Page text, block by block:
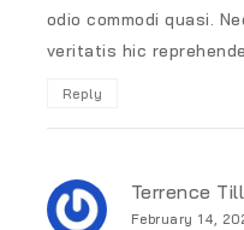
odio commodi quasi.
veritatis hic
Reply
Terrence
February 14,